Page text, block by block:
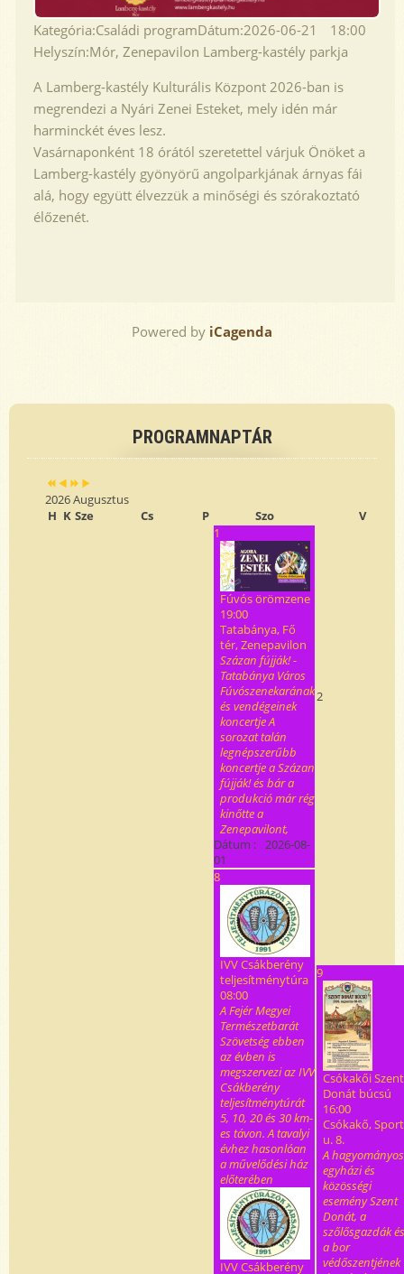
Kategória:Családi programDátum:2026-06-21
18:00
Helyszín:Mór, Zenepavilon Lamberg-kastély parkja
A Lamberg-kastély Kulturális Központ 2026-ban is
megrendezi a Nyári Zenei Esteket, mely idén már
harminckét éves lesz.
Vasárnaponként 18 órától szeretettel várjuk Önöket a
Lamberg-kastély gyönyörű angolparkjának árnyas fái
alá, hogy együtt élvezzük a minőségi és szórakoztató
élőzenét.
Powered by iCagenda
PROGRAMNAPTÁR
Previous
Previous
NextNext
2026 Augusztus
H K Sze Cs P Szo
V
1
Fúvós örömzene
19:00
Tatabánya, Fő
tér, Zenepavilon
Százan fújják! -
Tatabánya Város
Fúvószenekarának
és vendégeinek
koncertje A
sorozat talán
legnépszerűbb
koncertje a Százan
fújják! és bár a
produkció már rég
kinőtte a
Zenepavilont,
Dátum : 2026-08-
01
2
8
IVV Csákberény
teljesítménytúra
08:00
A Fejér Megyei
Természetbarát
Szövetség ebben
az évben is
megszervezi az IVV
Csákberény
teljesítménytúrát
5, 10, 20 és 30 km-
es távon. A tavalyi
évhez hasonlóan
a művelődési ház
előterében
IVV Csákberény
9
Csókakői Szent
Donát búcsú
16:00
Csókakő, Sport
u. 8.
A hagyományos
egyházi és
közösségi
esemény Szent
Donát, a
szőlősgazdák és
a bor
védőszentjének